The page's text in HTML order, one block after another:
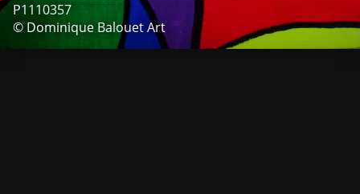
P1110357
© Dominique Balouet Art